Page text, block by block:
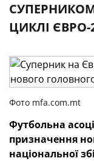
ЦИКЛІ ЄВРО-
Фото mfa.com.mt
Футбольна
призначення
національної